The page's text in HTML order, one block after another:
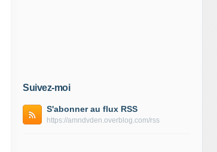
Suivez-moi
S'abonner au flux RSS
https://amndvden.overblog.com/rss